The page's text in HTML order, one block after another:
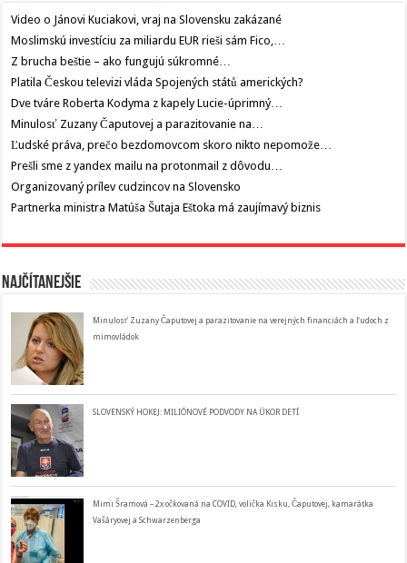
Video o Jánovi Kuciakovi, vraj na Slovensku zakázané
Moslimskú investíciu za miliardu EUR rieši sám Fico,…
Z brucha beštie – ako fungujú súkromné…
Platila Českou televizi vláda Spojených států amerických?
Dve tváre Roberta Kodyma z kapely Lucie-úprimný…
Minulosť Zuzany Čaputovej a parazitovanie na…
Ľudské práva, prečo bezdomovcom skoro nikto nepomože…
Prešli sme z yandex mailu na protonmail z dôvodu…
Organizovaný prílev cudzincov na Slovensko
Partnerka ministra Matúša Šutaja Eštoka má zaujímavý biznis
Najčítanejšie
Minulosť Zuzany Čaputovej a parazitovanie na verejných financiách a ľudoch z
mimovládok
SLOVENSKÝ HOKEJ: MILIÓNOVÉ PODVODY NA ÚKOR DETÍ
Mimi Šramová – 2x očkovaná na COVID, volička Kisku, Čaputovej, kamarátka
Vašáryovej a Schwarzenberga